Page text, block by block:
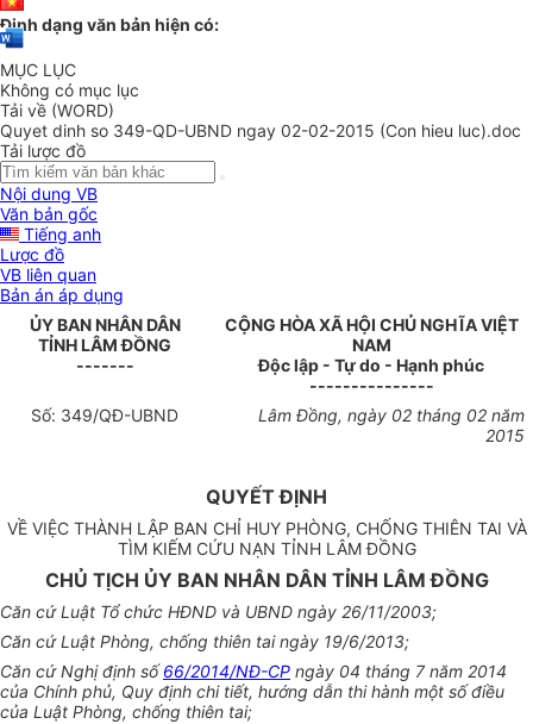
Định dạng văn bản hiện có:
MỤC LỤC
Không có mục lục
Tải về (WORD)
Quyet dinh so 349-QD-UBND ngay 02-02-2015 (Con hieu luc).doc
Tải lược đồ
Nội dung VB
Văn bản gốc
Tiếng anh
Lược đồ
VB liên quan
Bản án áp dụng
ỦY BAN NHÂN DÂN
TỈNH LÂM ĐỒNG
-------
CỘNG HÒA XÃ HỘI CHỦ NGHĨA VIỆT
NAM
Độc lập - Tự do - Hạnh phúc
---------------
Số: 349/QĐ-UBND Lâm Đồng, ngày 02 tháng 02năm
2015
QUYẾT ĐỊNH
VỀ VIỆC THÀNH LẬP BAN CHỈ HUY PHÒNG, CHỐNG THIÊN TAI VÀ
TÌM KIẾM CỨU NẠN TỈNH LÂM ĐỒNG
CHỦ TỊCH ỦY BAN NHÂN DÂN TỈNH LÂM ĐỒNG
Căn cứ Luật Tổ chức HĐND và UBND ngày 26/11/2003;
Căn cứ Luật Phòng, chống thiên taingày 19/6/2013;
Căn cứ Nghị định số66/2014/NĐ-CP ngày 04 tháng 7 năm 2014
của Chính phủ, Quy định chi tiết, hướng dẫn thi hành một số điều
của Luật Phòng, chống thiên tai;